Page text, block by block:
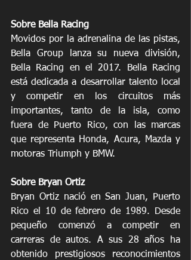
Sobre Bella Racing
Movidos por la adrenalina de las pistas,
Bella Group lanza su nueva división,
Bella Racing en el 2017. Bella Racing
está dedicada a desarrollar talento local
y competir en los circuitos más
importantes, tanto de la isla, como
fuera de Puerto Rico, con las marcas
que representa Honda, Acura, Mazda y
motoras Triumph y BMW.
Sobre Bryan Ortiz
Bryan Ortiz nació en San Juan, Puerto
Rico el 10 de febrero de 1989. Desde
pequeño comenzó a competir en
carreras de autos. A sus 28 años ha
obtenido prestigiosos reconocimientos